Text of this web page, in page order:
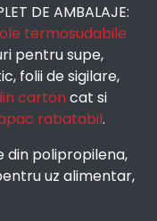
DE AMBALAJE:
termosudabile
pentru supe,
folii de sigilare,
carton cat si
rabatabil.
din polipropilena,
uz alimentar,